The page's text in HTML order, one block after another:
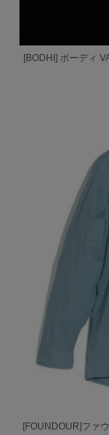
[BODHI] ボーディ
[FOUNDOUR]ファ